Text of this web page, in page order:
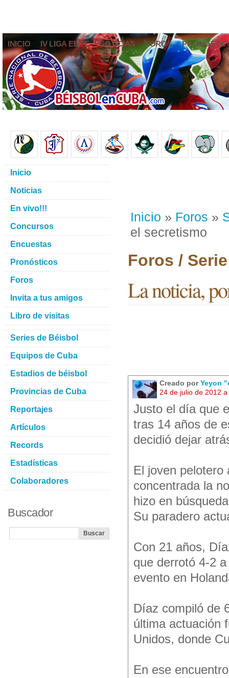
INICIO IV LIGA ELITE NOTICIAS FOROS
Inicio » Foros »
el secretismo
Foros /
La noticia,
Creado porYeyon
24 de julio de 2012
Justo el día que
tras 14 años de
decidió dejar
El joven pelotero
concentrada la
hizo en
Su paradero
Con 21 años,
que derrotó 4-2
evento en
Díaz compiló de
última actuación
Unidos, donde
En ese
Inicio
Noticias
En vivo!!!
Concursos
Encuestas
Pronósticos
Foros
Invita a tus amigos
Libro de visitas
Series de Béisbol
Equipos de Cuba
Estadios de béisbol
Provincias de Cuba
Reportajes
Artículos
Records
Estadísticas
Colaboradores
Buscador